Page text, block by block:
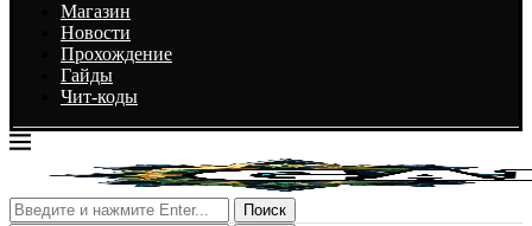
Магазин
Новости
Прохождение
Гайды
Чит-коды
Поиск